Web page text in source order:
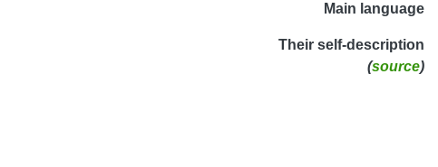
Main language
Their self-description
(source)